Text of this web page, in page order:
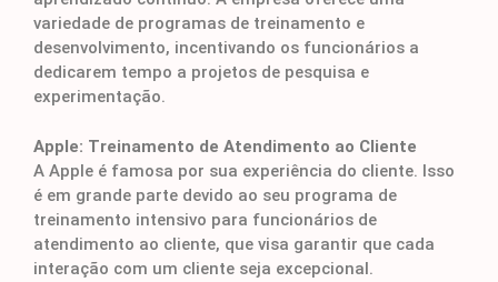
variedade de programas de treinamento e
desenvolvimento, incentivando os funcionários a
dedicarem tempo a projetos de pesquisa e
experimentação.
Apple: Treinamento de Atendimento ao Cliente
A Apple é famosa por sua experiência do cliente. Isso
é em grande parte devido ao seu programa de
treinamento intensivo para funcionários de
atendimento ao cliente, que visa garantir que cada
interação com um cliente seja excepcional.